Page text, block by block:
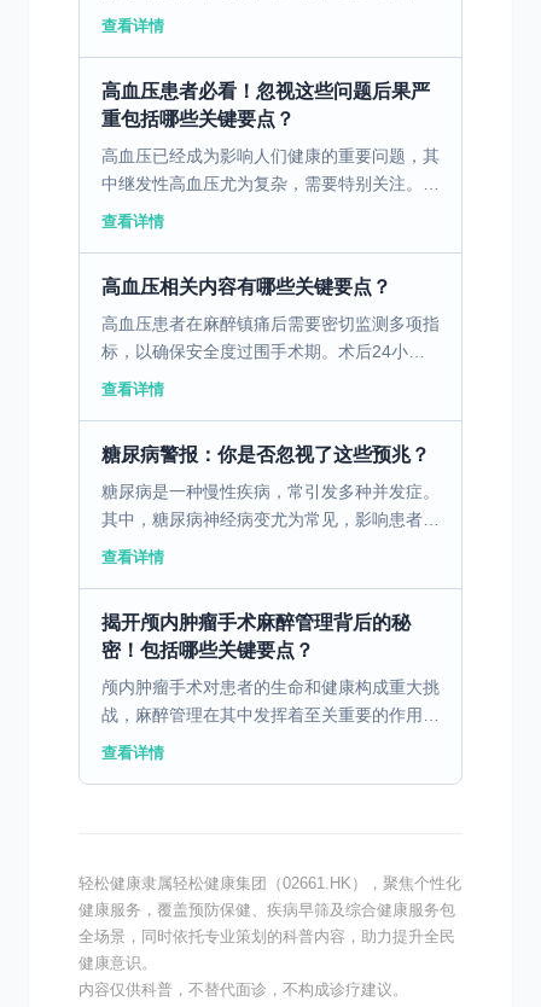
废物和多余水分，形成尿液排出体外。然而，
查看详情
高血压患者必看！忽视这些问题后果严
重包括哪些关键要点？
高血压已经成为影响人们健康的重要问题，其
中继发性高血压尤为复杂，需要特别关注。
一、继发性高血压的定义与病因 继发性高血
查看详情
高血压相关内容有哪些关键要点？
高血压患者在麻醉镇痛后需要密切监测多项指
标，以确保安全度过围手术期。术后24小时
内是并发症高发时段，医护人员应每15-30分
查看详情
糖尿病警报：你是否忽视了这些预兆？
糖尿病是一种慢性疾病，常引发多种并发症。
其中，糖尿病神经病变尤为常见，影响患者生
活质量。 一、糖尿病神经病变的定义与病因
查看详情
揭开颅内肿瘤手术麻醉管理背后的秘
密！包括哪些关键要点？
颅内肿瘤手术对患者的生命和健康构成重大挑
战，麻醉管理在其中发挥着至关重要的作用。
一、颅内肿瘤手术麻醉的基本要求 进行颅内
查看详情
轻松健康隶属轻松健康集团（02661.HK），聚焦个性化
健康服务，覆盖预防保健、疾病早筛及综合健康服务包
全场景，同时依托专业策划的科普内容，助力提升全民
健康意识。
内容仅供科普，不替代面诊，不构成诊疗建议。